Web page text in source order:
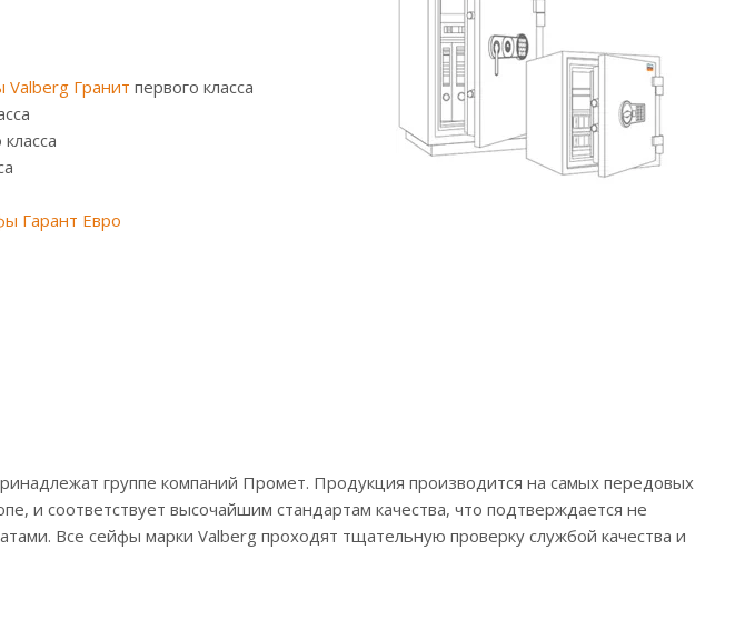
Valberg Гранит первого класса
Гарант Евро
группе компаний Промет. Продукция производится на самых передовых
и соответствует высочайшим стандартам качества, что подтверждается не
Все сейфы марки Valberg проходят тщательную проверку службой качества и